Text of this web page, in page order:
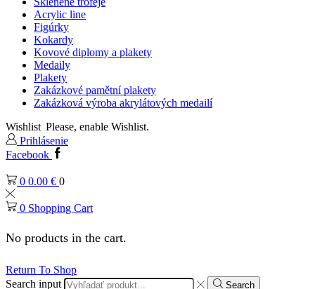
Acrylic line
Figúrky
Kokardy
Kovové diplomy a plakety
Medaily
Plakety
Zakázkové pamětní plakety
Zakázková výroba akrylátových medailí
Wishlist Please, enable Wishlist.
Prihlásenie
Facebook
0 0.00 € 0
0 Shopping Cart
No products in the cart.
Return To Shop
Search input
Search